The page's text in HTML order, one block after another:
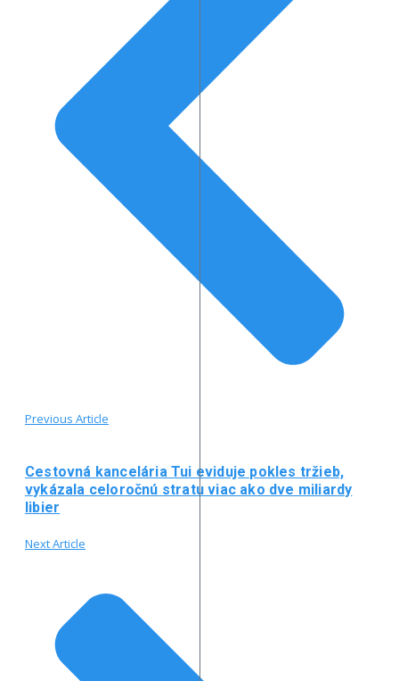
Previous Article
Cestovná kancelária Tui eviduje pokles tržieb,
vykázala celoročnú stratu viac ako dve miliardy
libier
Next Article